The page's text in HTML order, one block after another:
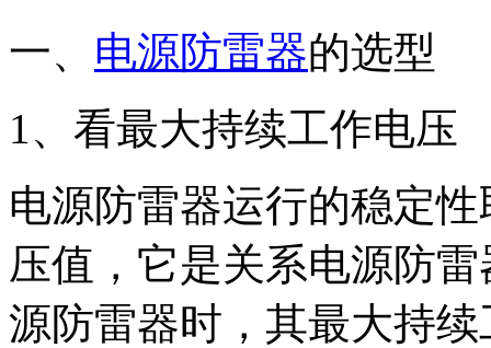
一、 电源防雷器的选型
1、看最大持续工作电压
电源防雷器运行的稳定
压值，它是关系电源防
源防雷器时，其最大持